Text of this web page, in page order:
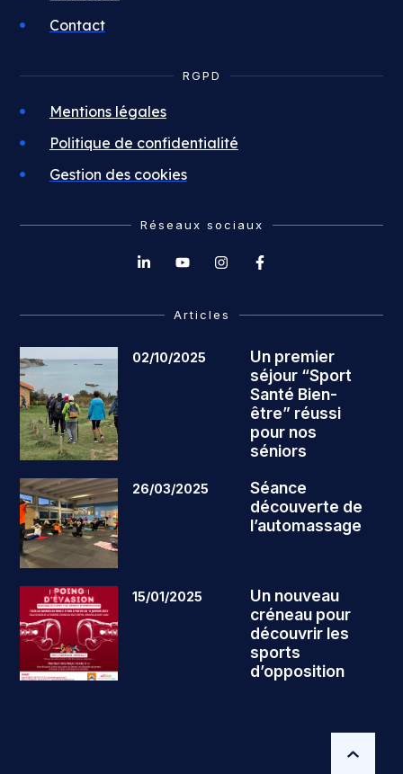
Contact
RGPD
Mentions légales
Politique de confidentialité
Gestion des cookies
Réseaux sociaux
Articles
02/10/2025
Un premier
séjour “Sport
Santé Bien-
être” réussi
pour nos
séniors
26/03/2025
Séance
découverte de
l’automassage
15/01/2025
Un nouveau
créneau pour
découvrir les
sports
d’opposition